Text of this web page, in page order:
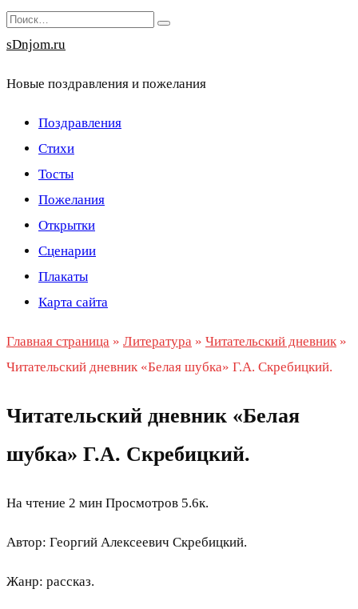
Перейти
к
Search
for:
sDnjom.ru
Новые поздравления и пожелания
Поздравления
Стихи
Тосты
Пожелания
Открытки
Сценарии
Плакаты
Карта сайта
Главная страница » Литература » Читательский дневник »
Читательский дневник «Белая шубка» Г.А. Скребицкий.
Читательский дневник «Белая
шубка» Г.А. Скребицкий.
На чтение 2 мин Просмотров 5.6к.
Автор: Георгий Алексеевич Скребицкий.
Жанр: рассказ.